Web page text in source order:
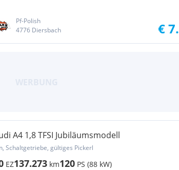
Pf-Polish
4776 Diersbach
€
A4 1,8 TFSI Jubiläumsmodell
Schaltgetriebe, gültiges Pickerl
EZ137.273 km120 PS (88 kW)